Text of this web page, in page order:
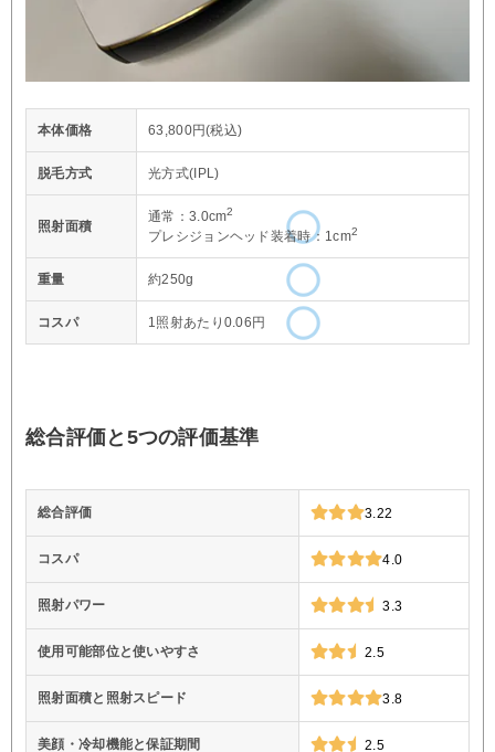
本体価格 63,800円(税込)
脱毛方式 光方式(IPL)
照射面積
通常：3.0cm2
プレシジョンヘッド装着時：1cm2
重量 約250g
コスパ 1照射あたり0.06円
総合評価と5つの評価基準
総合評価 3.22
コスパ 4.0
照射パワー 3.3
使用可能部位と使いやすさ 2.5
照射面積と照射スピード 3.8
美顔・冷却機能と保証期間 2.5